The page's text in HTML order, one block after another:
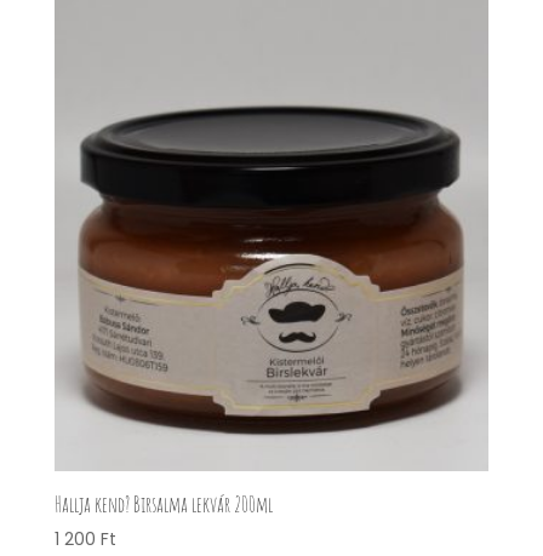
Hallja kend? Birsalma lekvár 200ml
1 200 Ft